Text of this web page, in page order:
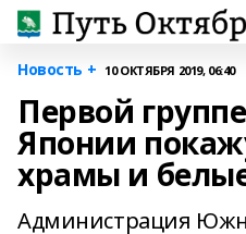
Новость + 10 ОКТЯБРЯ 2019, 06:40
Первой
Японии
храмы и
Администрация